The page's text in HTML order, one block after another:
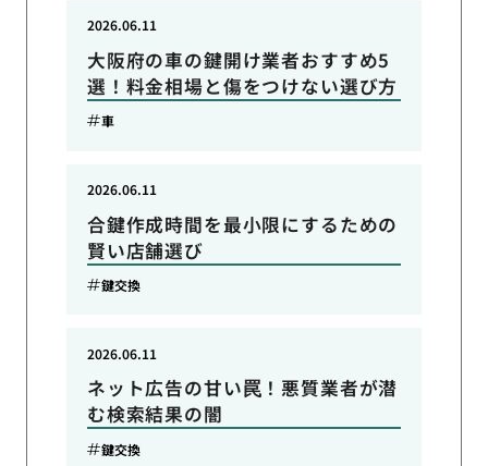
大阪府の車の鍵開け業者おすすめ5
選！料金相場と傷をつけない選び方
2026.06.11
車
合鍵作成時間を最小限にするための
賢い店舗選び
2026.06.11
鍵交換
ネット広告の甘い罠！悪質業者が潜
む検索結果の闇
2026.06.11
鍵交換